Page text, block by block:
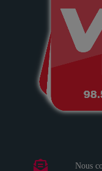
Nous